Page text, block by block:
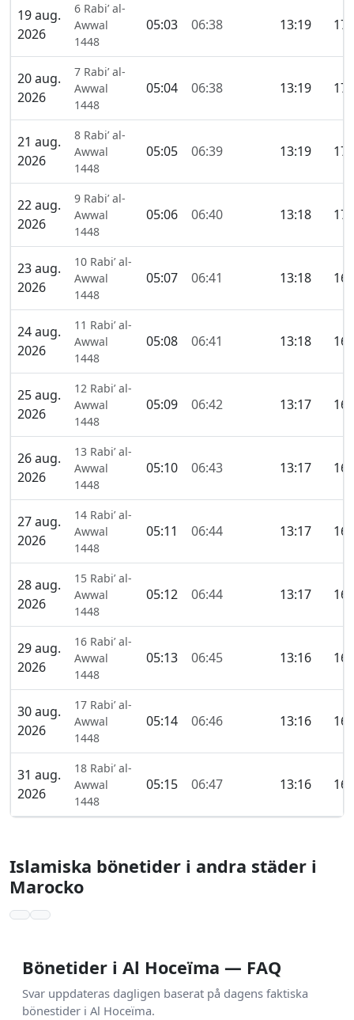
19 aug.
2026
6 Rabi’ al-
Awwal
1448
05:03 06:38 13:19
20 aug.
2026
7 Rabi’ al-
Awwal
1448
05:04 06:38 13:19
21 aug.
2026
8 Rabi’ al-
Awwal
1448
05:05 06:39 13:19
22 aug.
2026
9 Rabi’ al-
Awwal
1448
05:06 06:40 13:18
23 aug.
2026
10 Rabi’ al-
Awwal
1448
05:07 06:41 13:18
24 aug.
2026
11 Rabi’ al-
Awwal
1448
05:08 06:41 13:18
25 aug.
2026
12 Rabi’ al-
Awwal
1448
05:09 06:42 13:17
26 aug.
2026
13 Rabi’ al-
Awwal
1448
05:10 06:43 13:17
27 aug.
2026
14 Rabi’ al-
Awwal
1448
05:11 06:44 13:17
28 aug.
2026
15 Rabi’ al-
Awwal
1448
05:12 06:44 13:17
29 aug.
2026
16 Rabi’ al-
Awwal
1448
05:13 06:45 13:16
30 aug.
2026
17 Rabi’ al-
Awwal
1448
05:14 06:46 13:16
31 aug.
2026
18 Rabi’ al-
Awwal
1448
05:15 06:47 13:16
Islamiska bönetider i andra städer i
Marocko
Bönetider i Al Hoceïma — FAQ
Svar uppdateras dagligen baserat på dagens faktiska
bönestider i Al Hoceïma.